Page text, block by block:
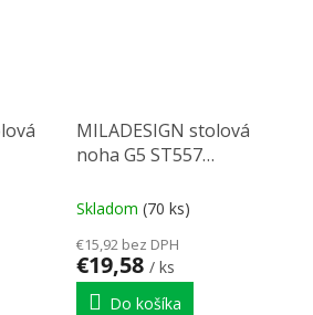
MILADESIGN stolová
noha G5 ST557
Skladom (70 ks)
€15,92 bez DPH
€19,58 / ks
Do košíka